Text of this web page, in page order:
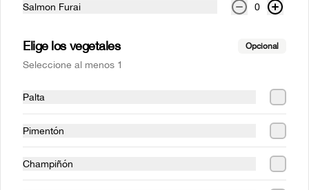
AcumulaMr. Sushi Club
canjealos por productos y más
ARMA TU ROLL
Salmon Furai 0
Elige los vegetales Opcional
Seleccione al menos 1
Palta
Pimentón
Champiñón